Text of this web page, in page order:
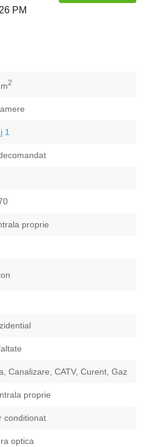
PM
2
1
proprie
Canalizare, CATV, Curent, Gaz
proprie
conditionat
optica